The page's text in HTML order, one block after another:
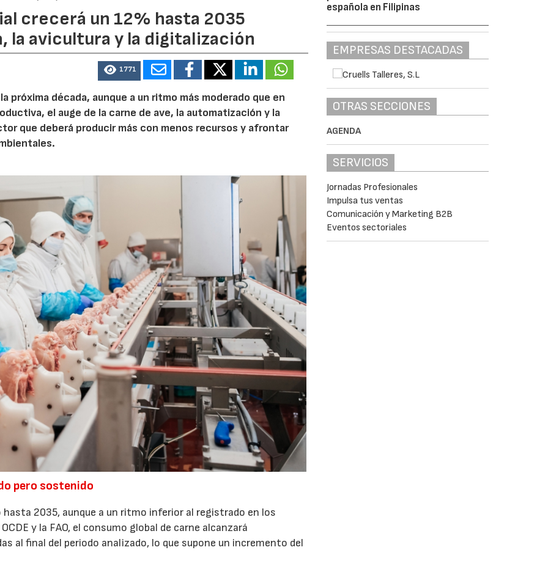
crecerá un 12% hasta 2035
la avicultura y la digitalización
1771
próxima década, aunque a un ritmo más moderado que en
el auge de la carne de ave, la automatización y la
que deberá producir más con menos recursos y afrontar
pero sostenido
2035, aunque a un ritmo inferior al registrado en los
y la FAO, el consumo global de carne alcanzará
al final del periodo analizado, lo que supone un incremento del
española en Filipinas
EMPRESAS DESTACADAS
OTRAS SECCIONES
AGENDA
SERVICIOS
Jornadas Profesionales
Impulsa tus ventas
Comunicación y Marketing B2B
Eventos sectoriales